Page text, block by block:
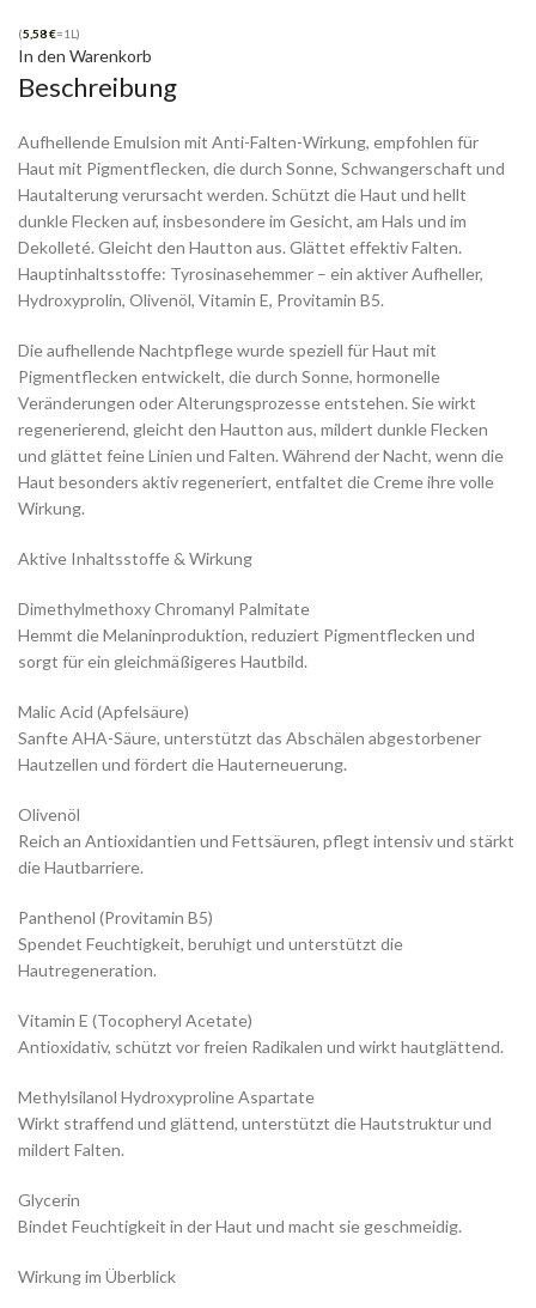
(5,58€=1L)
In den Warenkorb
Beschreibung
Aufhellende Emulsion mit Anti-Falten-Wirkung, empfohlen für
Haut mit Pigmentflecken, die durch Sonne, Schwangerschaft und
Hautalterung verursacht werden. Schützt die Haut und hellt
dunkle Flecken auf, insbesondere im Gesicht, am Hals und im
Dekolleté. Gleicht den Hautton aus. Glättet effektiv Falten.
Hauptinhaltsstoffe: Tyrosinasehemmer – ein aktiver Aufheller,
Hydroxyprolin, Olivenöl, Vitamin E, Provitamin B5.
Die aufhellende Nachtpflege wurde speziell für Haut mit
Pigmentflecken entwickelt, die durch Sonne, hormonelle
Veränderungen oder Alterungsprozesse entstehen. Sie wirkt
regenerierend, gleicht den Hautton aus, mildert dunkle Flecken
und glättet feine Linien und Falten. Während der Nacht, wenn die
Haut besonders aktiv regeneriert, entfaltet die Creme ihre volle
Wirkung.
Aktive Inhaltsstoffe & Wirkung
Dimethylmethoxy Chromanyl Palmitate
Hemmt die Melaninproduktion, reduziert Pigmentflecken und
sorgt für ein gleichmäßigeres Hautbild.
Malic Acid (Apfelsäure)
Sanfte AHA-Säure, unterstützt das Abschälen abgestorbener
Hautzellen und fördert die Hauterneuerung.
Olivenöl
Reich an Antioxidantien und Fettsäuren, pflegt intensiv und stärkt
die Hautbarriere.
Panthenol (Provitamin B5)
Spendet Feuchtigkeit, beruhigt und unterstützt die
Hautregeneration.
Vitamin E (Tocopheryl Acetate)
Antioxidativ, schützt vor freien Radikalen und wirkt hautglättend.
Methylsilanol Hydroxyproline Aspartate
Wirkt straffend und glättend, unterstützt die Hautstruktur und
mildert Falten.
Glycerin
Bindet Feuchtigkeit in der Haut und macht sie geschmeidig.
Wirkung im Überblick